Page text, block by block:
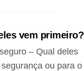
vem primeiro?
– Qual deles
ou para o